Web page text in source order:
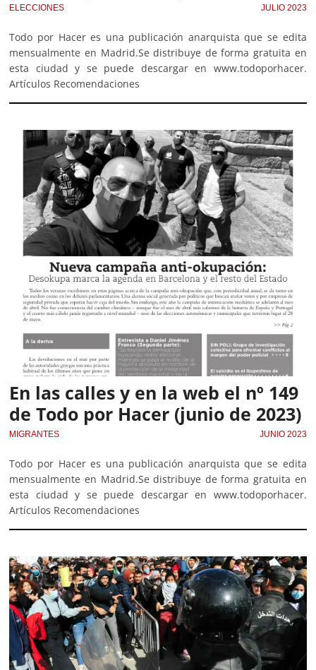
ELECCIONES JULIO 2023
Todo por Hacer es una publicación anarquista que se edita
mensualmente en Madrid.Se distribuye de forma gratuita en
esta ciudad y se puede descargar en www.todoporhacer.
Artículos Recomendaciones
En las calles y en la web el nº 149
de Todo por Hacer (junio de 2023)
MIGRANTES JUNIO 2023
Todo por Hacer es una publicación anarquista que se edita
mensualmente en Madrid.Se distribuye de forma gratuita en
esta ciudad y se puede descargar en www.todoporhacer.
Artículos Recomendaciones